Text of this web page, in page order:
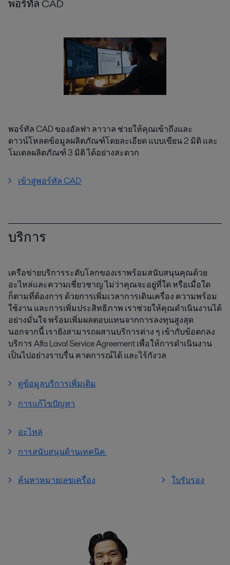
พอร์ทัล CAD
พอร์ทัล CAD ของอัลฟา ลาวาล ช่วยให้คุณเข้าถึงและ
ดาวน์โหลดข้อมูลผลิตภัณฑ์โดยละเอียด แบบเขียน 2 มิติ และ
โมเดลผลิตภัณฑ์ 3 มิติ ได้อย่างสะดวก
เข้าสู่พอร์ทัล CAD
บริการ
เครือข่ายบริการระดับโลกของเราพร้อมสนับสนุนคุณด้วย
อะไหล่และความเชี่ยวชาญ ไม่ว่าคุณจะอยู่ที่ใด หรือเมื่อใด
ก็ตามที่ต้องการ ด้วยการเพิ่มเวลาการเดินเครื่อง ความพร้อม
ใช้งาน และการเพิ่มประสิทธิภาพ เราช่วยให้คุณดำเนินงานได้
อย่างมั่นใจ พร้อมเพิ่มผลตอบแทนจากการลงทุนสูงสุด
นอกจากนี้ เรายังสามารถผสานบริการต่าง ๆ เข้ากับข้อตกลง
บริการ Alfa Laval Service Agreement เพื่อให้การดำเนินงาน
เป็นไปอย่างราบรื่น คาดการณ์ได้ และไร้กังวล
ดูข้อมูลบริการเพิ่มเติม
การแก้ไขปัญหา
อะไหล่
การสนับสนุนด้านเทคนิค
ค้นหาหมายเลขเครื่อง ใบรับรอง